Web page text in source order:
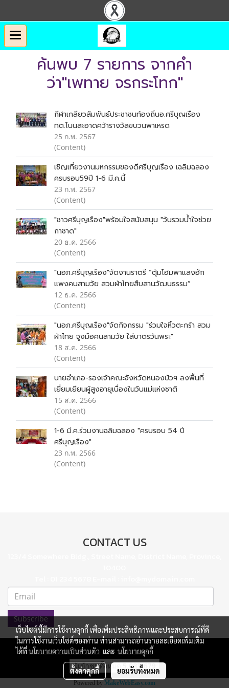
ค้นพบ 7 รายการ จากคำ
ว่า"เพทาย จรกระโทก"
กีฬาเกลียวสัมพันธ์ประชาชนท้องถิ่นอ.ศรีบุญเรือง
ทต.โนนสะอาดคว้ารางวัลขบวนพาเหรด
25 ก.พ. 2567
(Content)
เชิญเที่ยวงานมหกรรมของดีศรีบุญเรือง เฉลิมฉลอง
ครบรอบ59ปี 1-6 มี.ค.นี้
23 ก.พ. 2567
(Content)
"ชาวศรีบุญเรือง"พร้อมใจสนับสนุน "วันรวมน้ำใจช่วย
กาชาด"
20 ธ.ค. 2566
(Content)
"นอภ.ศรีบุญเรือง"จัดงานราตรี “ตุ้มโฮมพาแลงฮัก
แพงคนสามวัย สวมผ้าไทยสืบสานวัฒนธรรม”
12 ธ.ค. 2566
(Content)
"นอภ.ศรีบุญเรือง"จัดกิจกรรม "ร่วมใจหิ้วตะกร้า สวม
ผ้าไทย จูงมือคนสามวัย ใส่บาตรวันพระ"
18 ส.ค. 2566
(Content)
นายอำเภอ-รองเจ้าคณะจังหวัดหนองบัวฯ ลงพื้นที่
เยี่ยมเยียนผู้สูงอายุเนื่องในวันแม่แห่งชาติ
15 ส.ค. 2566
(Content)
1-6 มี.ค.ร่วมงานฉลิมฉลอง "ครบรอบ 54 ปี
ศรีบุญเรือง"
23 ก.พ. 2566
(Content)
CONTACT US
Subscribe
ผู้เข้าชมทั้งหมด 5,083,679
Powered by MakeWebEasy.com
เว็บไซต์นี้มีการใช้งานคุกกี้ เพื่อเพิ่มประสิทธิภาพและประสบการณ์ที่ดี
ในการใช้งานเว็บไซต์ของท่าน ท่านสามารถอ่านรายละเอียดเพิ่มเติม
ได้ที่นโยบายความเป็นส่วนตัว และ นโยบายคุกกี้
ตั้งค่าคุกกี้ ยอมรับทั้งหมด